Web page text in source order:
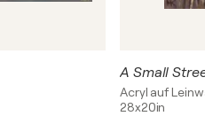
A Small
Acryl auf
28x20in